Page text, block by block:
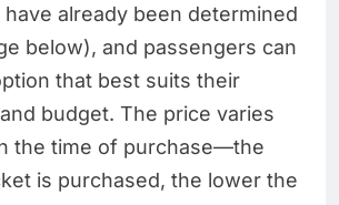
already been determined
below), and passengers can
that best suits their
budget. The price varies
the time of purchase—the
is purchased, the lower the